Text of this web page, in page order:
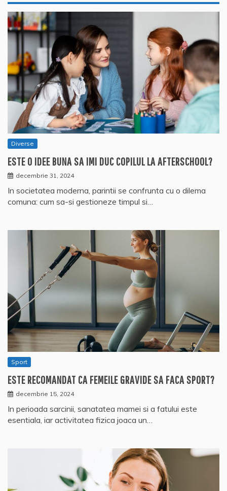
Diverse
ESTE O IDEE BUNA SA IMI DUC COPILUL LA AFTERSCHOOL?
decembrie 31, 2024
In societatea moderna, parintii se confrunta cu o dilema
comuna: cum sa-si gestioneze timpul si…
Sport
ESTE RECOMANDAT CA FEMEILE GRAVIDE SA FACA SPORT?
decembrie 15, 2024
In perioada sarcinii, sanatatea mamei si a fatului este
esentiala, iar activitatea fizica joaca un…